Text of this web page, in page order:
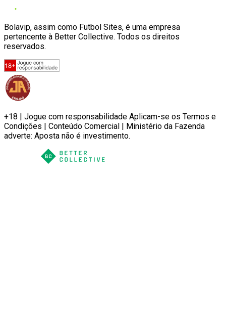
Bolavip, assim como Futbol Sites, é uma empresa
pertencente à Better Collective. Todos os direitos
reservados.
+18 | Jogue com responsabilidade Aplicam-se os Termos e
Condições | Conteúdo Comercial | Ministério da Fazenda
adverte: Aposta não é investimento.